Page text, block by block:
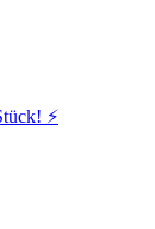
⚡️